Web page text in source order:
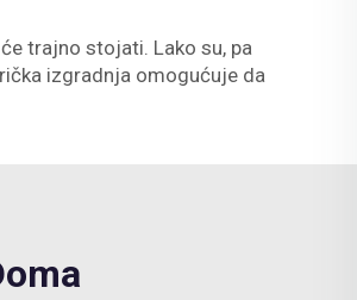
trajno stojati. Lako su, pa
izgradnja omogućuje da